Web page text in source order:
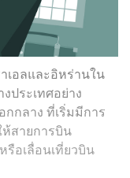
เอลและอิหร่านใน
ประเทศอย่าง
กกลาง ที่เริ่มมีการ
สายการบิน
รือเลื่อนเที่ยวบิน